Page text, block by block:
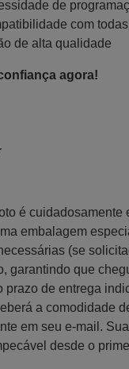
de
com
de alta qualidade
agora!
é cuidadosamente
embalagem
(se
garantindo que
prazo de entrega
a comodidade
em seu e-mail.
desde o